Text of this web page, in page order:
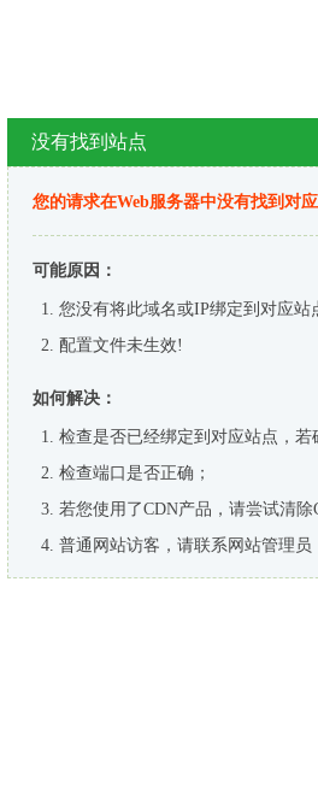
没有找到站点
您的请求在Web服务器中没有找到对
可能原因：
您没有将此域名或IP绑定到对应站
配置文件未生效!
如何解决：
检查是否已经绑定到对应站点，
检查端口是否正确；
若您使用了CDN产品，请尝试清除
普通网站访客，请联系网站管理员